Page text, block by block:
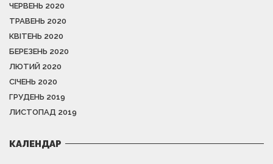
ЧЕРВЕНЬ 2020
ТРАВЕНЬ 2020
КВІТЕНЬ 2020
БЕРЕЗЕНЬ 2020
ЛЮТИЙ 2020
СІЧЕНЬ 2020
ГРУДЕНЬ 2019
ЛИСТОПАД 2019
КАЛЕНДАР